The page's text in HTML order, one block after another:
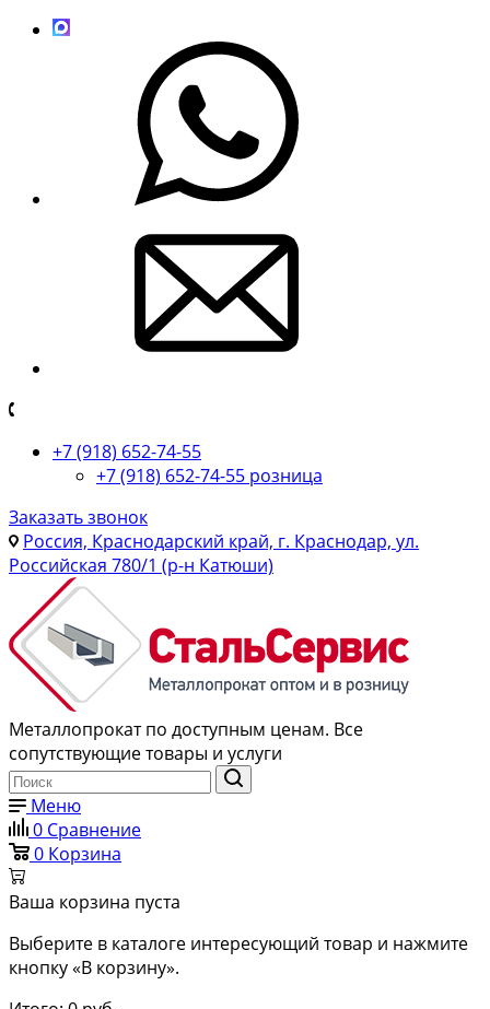
+7 (918) 652-74-55
+7 (918) 652-74-55 розница
Заказать звонок
Россия, Краснодарский край, г. Краснодар, ул.
Российская 780/1 (р-н Катюши)
Металлопрокат по доступным ценам. Все
сопутствующие товары и услуги
Меню
0 Сравнение
0 Корзина
Ваша корзина пуста
Выберите в каталоге интересующий товар и нажмите
кнопку «В корзину».